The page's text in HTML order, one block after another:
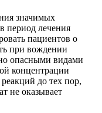
значимых
период лечения
пациентов о
при вождении
опасными видами
концентрации
до тех пор,
не оказывает